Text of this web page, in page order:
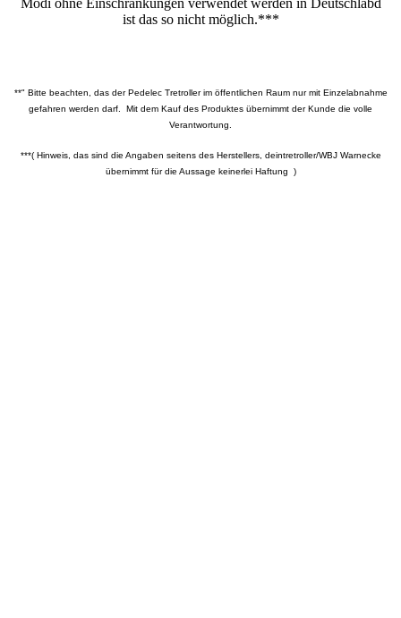
ist das so nicht möglich.***
**" Bitte beachten, das der Pedelec Tretroller im öffentlichen Raum nur mit Einzelabnahme
gefahren werden darf. Mit dem Kauf des Produktes übernimmt der Kunde die volle
Verantwortung.
***( Hinweis, das sind die Angaben seitens des Herstellers, deintretroller/WBJ Warnecke
übernimmt für die Aussage keinerlei Haftung )